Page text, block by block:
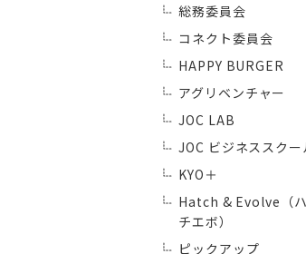
総務委員会
コネクト委員会
HAPPY BURGER
アグリベンチャー
JOC LAB
JOC ビジネススクー
KYO＋
Hatch & Evolve（ハ
チエボ）
ピックアップ